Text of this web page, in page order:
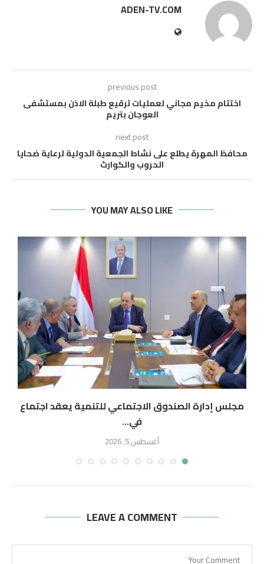
ADEN-TV.COM
previous post
اختتام مخيم مجاني لعمليات ترقيع طبلة الاذن بمستشفى
العوجان بتريم
next post
محافظ المهرة يطلع على نشاط الجمعية الدولية لرعاية ضحايا
الحروب والكوارث
YOU MAY ALSO LIKE
مجلس إدارة الصندوق الاجتماعي للتنمية يعقد اجتماع
في...
أغسطس 5, 2026
LEAVE A COMMENT